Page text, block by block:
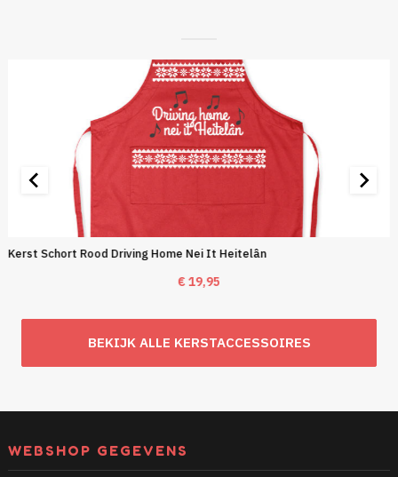
Kerst Schort Rood Driving Home Nei It Heitelân
€19,95
BEKIJK ALLE KERSTACCESSOIRES
WEBSHOP GEGEVENS